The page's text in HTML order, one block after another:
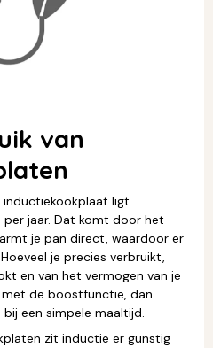
van
inductiekookplaat ligt
per jaar. Dat komt door het
je pan direct, waardoor er
je precies verbruikt,
en van het vermogen van je
met de boostfunctie, dan
een simpele maaltijd.
zit inductie er gunstig